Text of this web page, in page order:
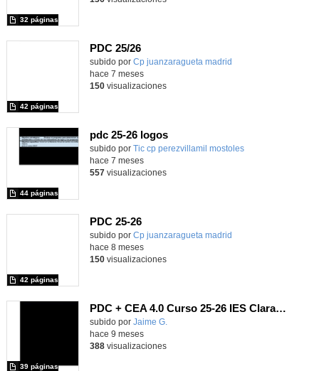
32 páginas
PDC 25/26
subido por Cp juanzaragueta madrid
42 páginas
hace 7 meses
150visualizaciones
pdc 25-26 logos
subido por Tic cp perezvillamil mostoles
44 páginas
-
hace 7 meses
557visualizaciones
PDC 25-26
subido por Cp juanzaragueta madrid
42 páginas
hace 8 meses
150visualizaciones
PDC + CEA 4.0 Curso 25-26 IES Clara Campaomor
subido por Jaime G.
39 páginas
hace 9 meses
388visualizaciones